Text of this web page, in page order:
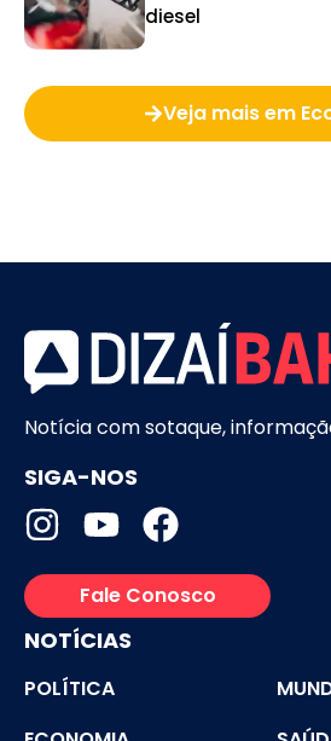
diesel
Veja mais em
Notícia com sotaque,
SIGA-NOS
Fale Conosco
NOTÍCIAS
POLÍTICA